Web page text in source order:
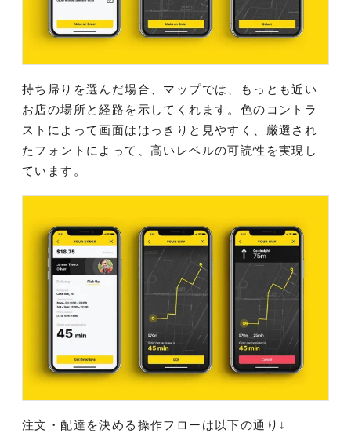
持ち帰りを選んだ場合、マップでは、もっとも近い
お店の場所と経路を示してくれます。色のコントラ
ストによって画面ははっきりと見やすく、厳選され
たフォントによって、高いレベルの可読性を実現し
ています。
注文・配達を決める操作フローは以下の通り↓